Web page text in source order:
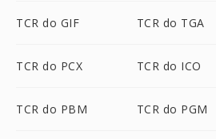
TCR do GIF TCR do TGA
TCR do PCX TCR do ICO
TCR do PBM TCR do PGM